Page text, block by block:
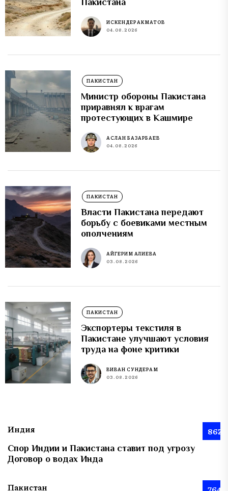
ИСКЕНДЕР АКМАТОВ
04.08.2026
ПАКИСТАН
Министр обороны Пакистана
приравнял к врагам
протестующих в Кашмире
АСЛАН БАЗАРБАЕВ
04.08.2026
ПАКИСТАН
Власти Пакистана передают
борьбу с боевиками местным
ополчениям
АЙГЕРИМ АЛИЕВА
03.08.2026
ПАКИСТАН
Экспортеры текстиля в
Пакистане улучшают условия
труда на фоне критики
ВИВАН СУНДЕРАМ
03.08.2026
Индия 862
Спор Индии и Пакистана ставит под угрозу
Договор о водах Инда
Пакистан